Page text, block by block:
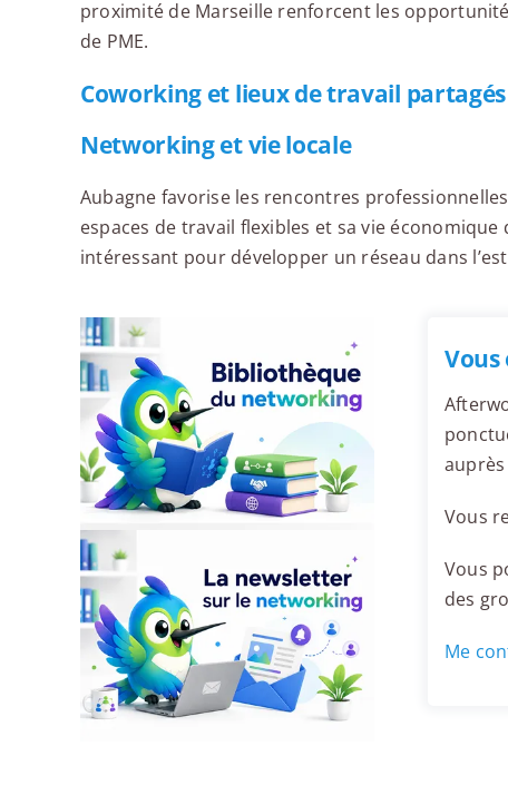
proximité de Marseille renforcent les
de PME.
Coworking et lieux de travail partagés
Networking et vie locale
Aubagne favorise les rencontres
espaces de travail flexibles et sa vie économique
intéressant pour développer un réseau dans
Vous
Vous
des
Me